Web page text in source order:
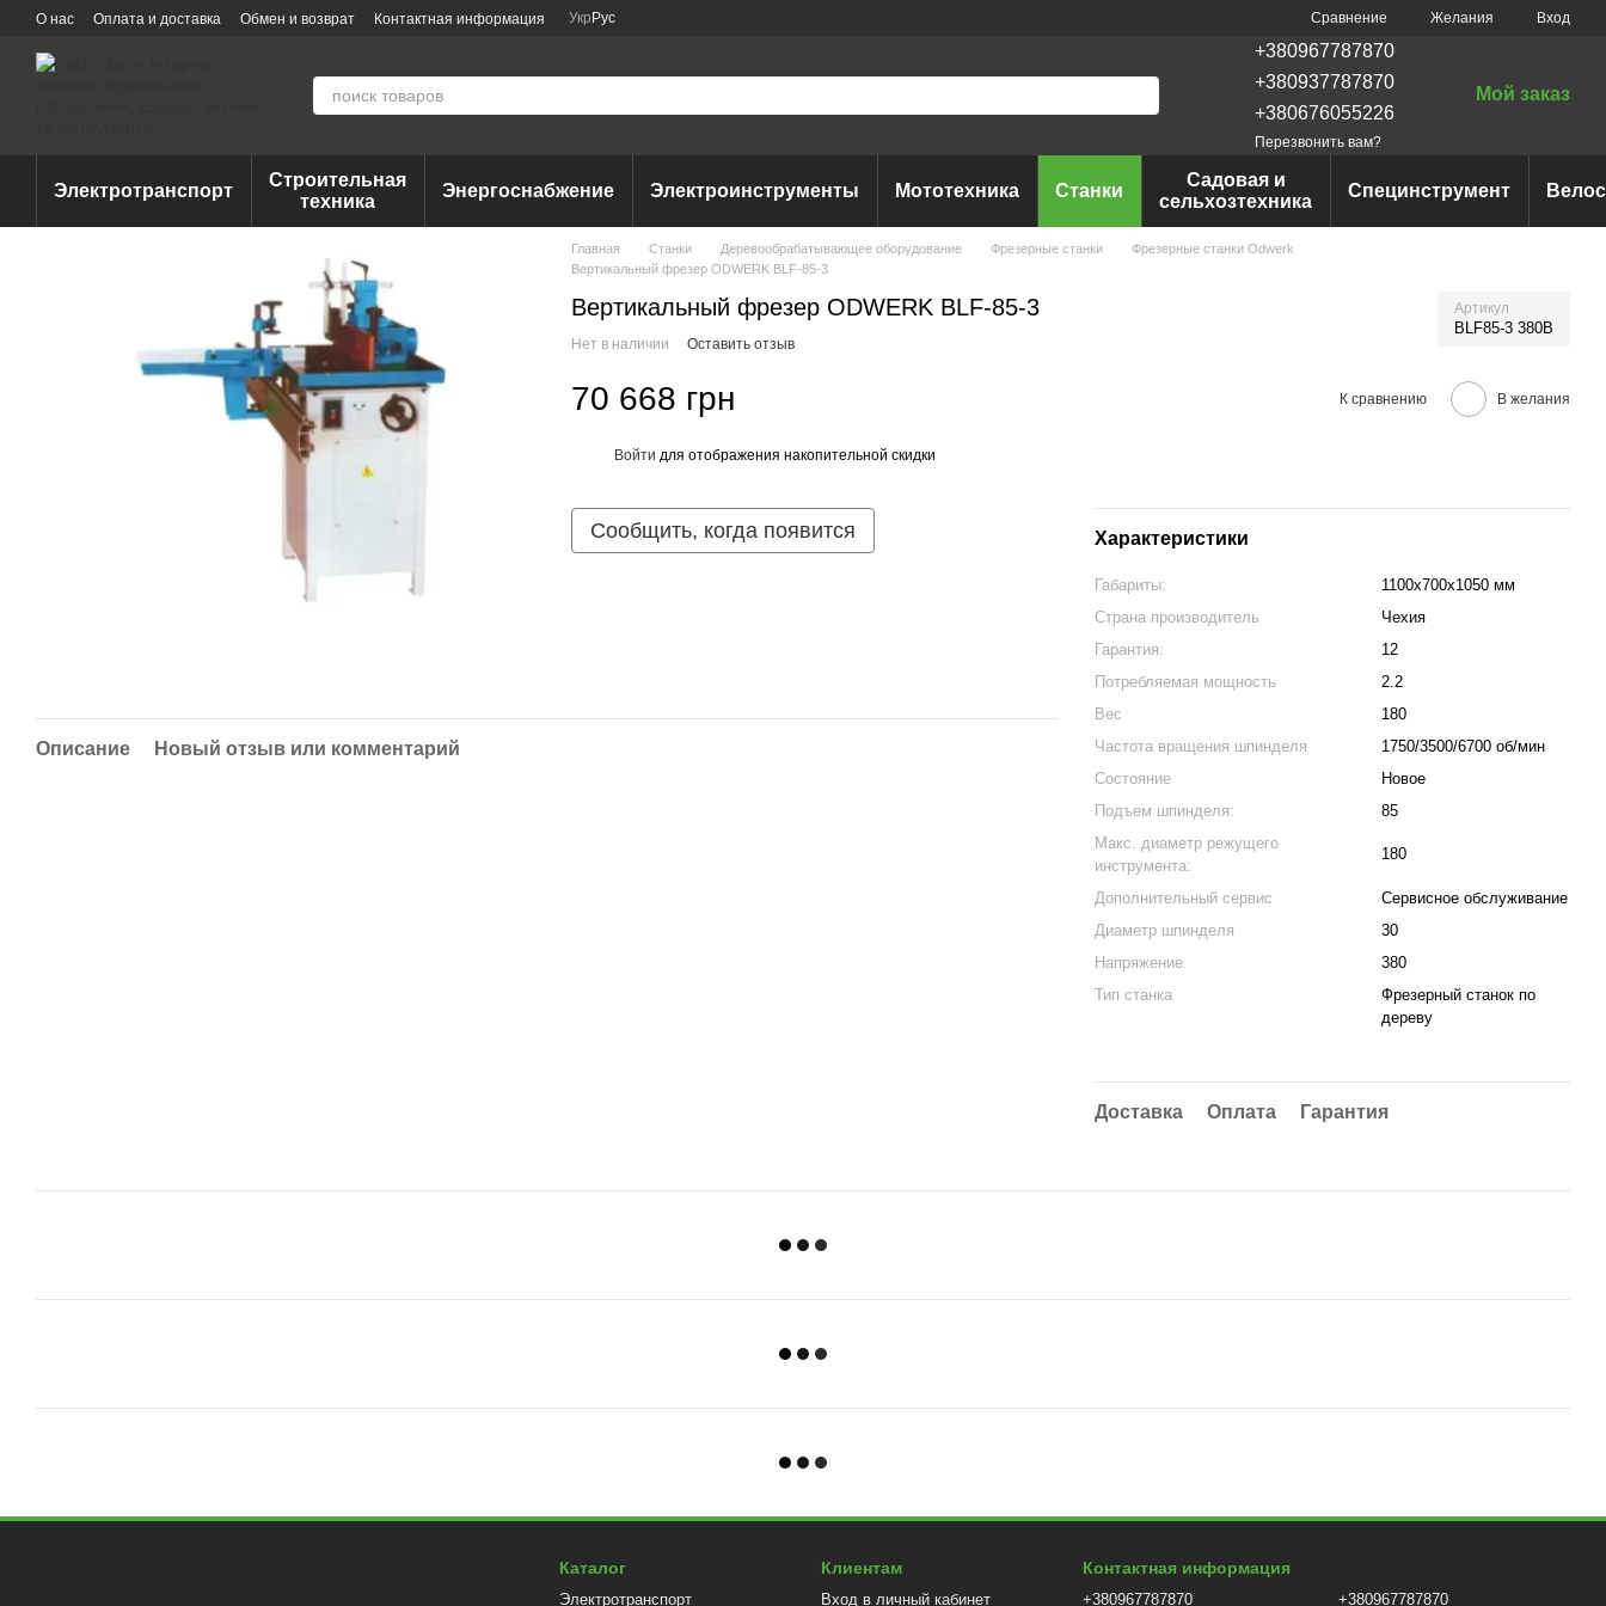
Перейти к основному контенту
О нас Оплата и доставка Обмен и возврат Контактная информация Укр Рус Сравнение Желания Вход
+380967787870
+380937787870
+380676055226
Перезвонить вам?
Мой заказ
Электротранспорт
Строительная
техника
Энергоснабжение Электроинструменты Мототехника Станки
Садовая и
сельхозтехника
Специнструмент
Главная Станки Деревообрабатывающее оборудование Фрезерные станки
Фрезерные станки Odwerk
Вертикальный фрезер ODWERK BLF-85-3
Вертикальный фрезер ODWERK BLF-85-3 Артикул
BLF85-3 380B
Нет в наличии Оставить отзыв
70 668 грн К сравнению В желания
Войти для отображения накопительной скидки
Сообщить, когда появится Характеристики
Габариты:
1100x700x1050 мм
Страна производитель
Чехия
Гарантия:
12
Потребляемая мощность
2.2
Вес
180
Частота вращения шпинделя
1750/3500/6700 об/мин
Состояние
Новое
Подъем шпинделя:
85
Макс. диаметр режущего
инструмента:
180
Дополнительный сервис
Сервисное обслуживание
Диаметр шпинделя
30
Напряжение
380
Тип станка
Фрезерный станок по
дереву
Доставка Оплата Гарантия
Описание Новый отзыв или комментарий
Каталог
Электротранспорт
Клиентам
Вход в личный кабинет
Контактная информация
+380967787870 +380967787870